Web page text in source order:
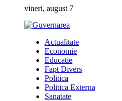
content
vineri, august 7
Actualitate
Economie
Educatie
Fapt Divers
Politica
Politica Externa
Sanatate